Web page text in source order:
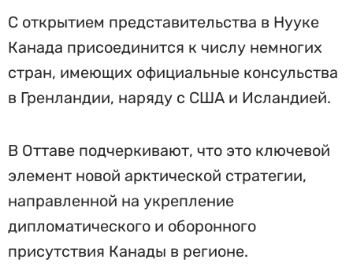
С открытием представительства в Нууке
Канада присоединится к числу немногих
стран, имеющих официальные консульства
в Гренландии, наряду с США и Исландией.
В Оттаве подчеркивают, что это ключевой
элемент новой арктической стратегии,
направленной на укрепление
дипломатического и оборонного
присутствия Канады в регионе.